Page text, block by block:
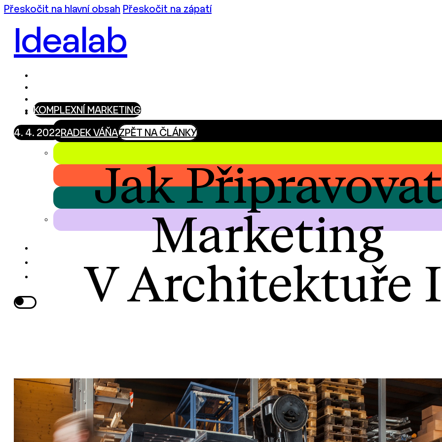
Přeskočit na hlavní obsah Přeskočit na zápatí
Idealab
KOMPLEXNÍ MARKETING
4. 4. 2022 RADEK VÁŇAZPĚT NA ČLÁNKY
Jak
Marketing
V Architektuře